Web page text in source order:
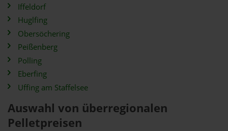
Iffeldorf
Huglfing
Obersöchering
Peißenberg
Polling
Eberfing
Uffing am Staffelsee
Auswahl von überregionalen
Pelletpreisen